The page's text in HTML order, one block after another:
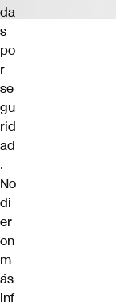
da
s
po
r
se
gu
rid
ad
.
No
di
er
on
m
ás
inf